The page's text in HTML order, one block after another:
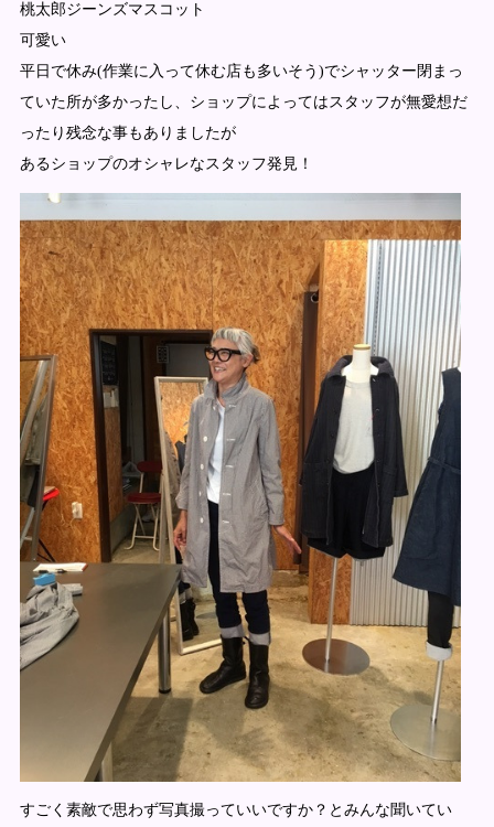
桃太郎ジーンズマスコット
可愛い
平日で休み(作業に入って休む店も多いそう)でシャッター閉まっ
ていた所が多かったし、ショップによってはスタッフが無愛想だ
ったり残念な事もありましたが
あるショップのオシャレなスタッフ発見！
すごく素敵で思わず写真撮っていいですか？とみんな聞いてい